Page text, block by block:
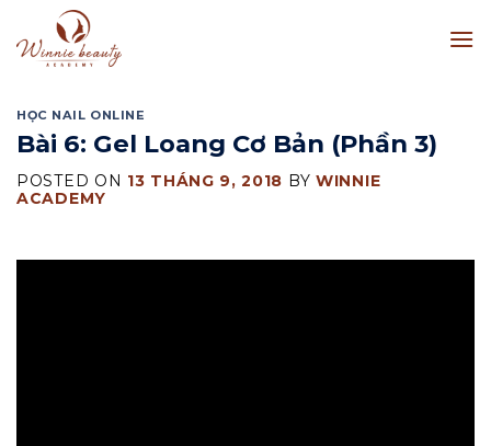
to
content
HỌC NAIL ONLINE
Bài 6: Gel Loang Cơ Bản (Phần 3)
POSTED ON 13 THÁNG 9, 2018 BYWINNIE
ACADEMY